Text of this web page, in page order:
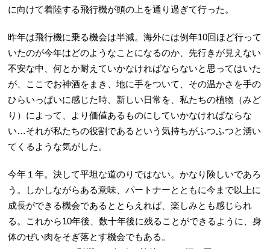
に向けて着陸する飛行機が頭の上を通り過ぎて行った。
昨年は飛行機に乗る機会は半減。海外には例年10回ほど行って
いたのが今年はどのようなことになるのか、先行きが見えない
不安な中、何とか耐えていかなければならないと思ってはいた
が、ここでお神酒をまき、地に手をついて、その温かさを手の
ひらいっぱいに感じた時、新しい日常を、私たちの植物（みど
り）によって、より価値あるものにしていかなければならな
い…それが私たちの役割であるという気持ちがふつふつと湧い
てくるような気がした。
今年１年。決して平坦な道のりではない。かなり険しいであろ
う。しかしながらある意味、パートナーとともに今まで以上に
成長ができる機会であるととらえれば、楽しみとも感じられ
る。これから10年後、数十年後に残ることができるように、身
体のぜい肉をそぎ落とす機会でもある。